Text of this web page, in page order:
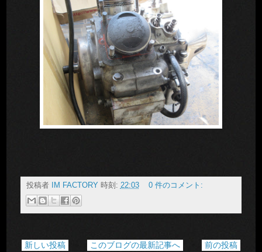
投稿者 IM FACTORY 時刻: 22:03 0 件のコメント:
新しい投稿 前の投稿
このブログの最新記事へ